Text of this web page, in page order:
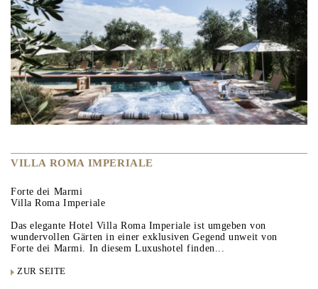
VILLA ROMA IMPERIALE
Forte dei Marmi
Villa Roma Imperiale
Das elegante Hotel Villa Roma Imperiale ist umgeben von
wundervollen Gärten in einer exklusiven Gegend unweit von
Forte dei Marmi. In diesem Luxushotel finden...
ZUR SEITE